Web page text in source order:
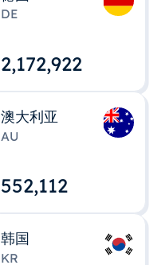
DE
2,172,922
澳大利亚
AU
552,112
韩国
KR